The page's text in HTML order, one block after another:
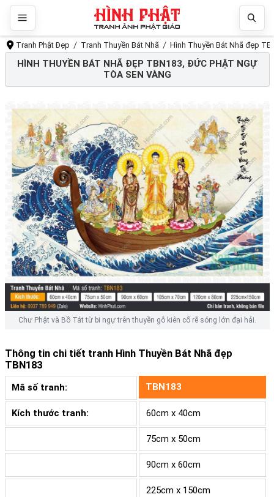
Tranh Phật Đẹp Tranh Thuyền Bát Nhã Hình Thuyền Bát Nhã đẹp
HÌNH THUYỀN BÁT NHÃ ĐẸP TBN183, ĐỨC PHẬT NGỰ
TÒA SEN VÀNG
Chư Phật và Bồ Tát từ bi ngự trên thuyền gỗ kiên cố rẽ sóng lớn đại hải.
Thông tin chi tiết tranh Hình Thuyền Bát Nhã đẹp
TBN183
Mã số tranh: TBN183
Kích thước tranh: 60cm x 40cm
75cm x 50cm
90cm x 60cm
225cm x 150cm